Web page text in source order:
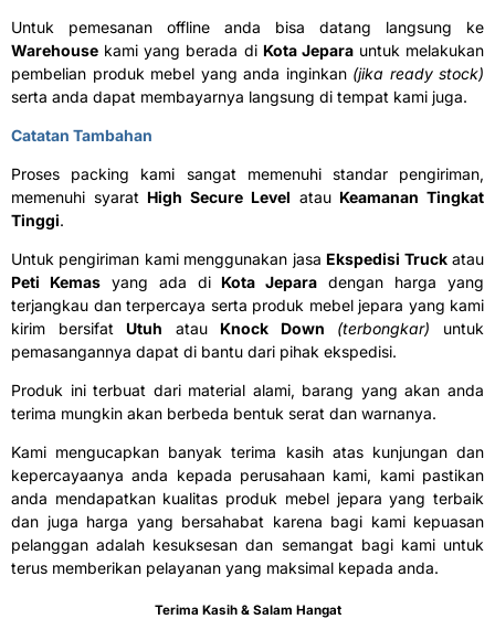
Untuk pemesanan offline anda bisa datang langsung ke
Warehouse kami yang berada di Kota Jeparauntuk melakukan
pembelian produk mebel yang anda inginkan (jika ready stock)
serta anda dapat membayarnya langsung di tempat kami juga.
Catatan Tambahan
Proses packing kami sangat memenuhi standar pengiriman,
memenuhi syarat High Secure Level atau Keamanan Tingkat
Tinggi.
Untuk pengiriman kami menggunakan jasa Ekspedisi Truckatau
Peti Kemasyang ada di Kota Jepara dengan harga yang
terjangkau dan terpercaya serta produk mebel jepara yang kami
kirim bersifat Utuh atau Knock Down (terbongkar) untuk
pemasangannya dapat di bantu dari pihak ekspedisi.
Produk ini terbuat dari material alami, barang yang akan anda
terima mungkin akan berbeda bentuk serat dan warnanya.
Kami mengucapkan banyak terima kasih atas kunjungan dan
kepercayaanya anda kepada perusahaan kami, kami pastikan
anda mendapatkan kualitas produk mebel jepara yang terbaik
dan juga harga yang bersahabat karena bagi kami kepuasan
pelanggan adalah kesuksesan dan semangat bagi kami untuk
terus memberikan pelayanan yang maksimal kepada anda.
Terima Kasih & Salam Hangat